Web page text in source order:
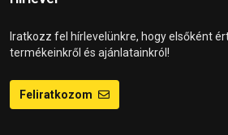
Iratkozz fel hírlevelünkre, hogy elsőként
termékeinkről és ajánlatainkról!
Feliratkozom